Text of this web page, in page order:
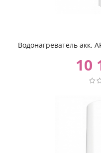
Водонагреватель акк.
10